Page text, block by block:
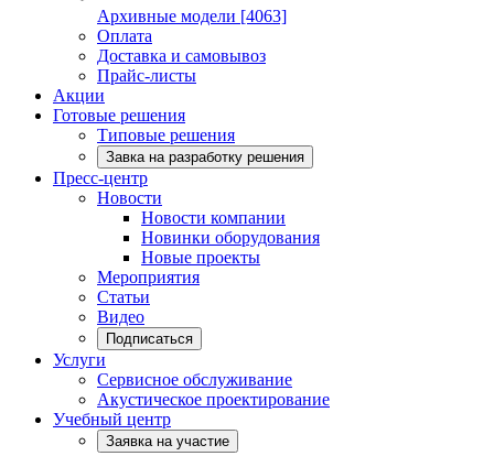
Архивные модели [4063]
Оплата
Доставка и самовывоз
Прайс-листы
Акции
Готовые решения
Типовые решения
Завка на разработку решения
Пресс-центр
Новости
Новости компании
Новинки оборудования
Новые проекты
Мероприятия
Статьи
Видео
Подписаться
Услуги
Сервисное обслуживание
Акустическое проектирование
Учебный центр
Заявка на участие